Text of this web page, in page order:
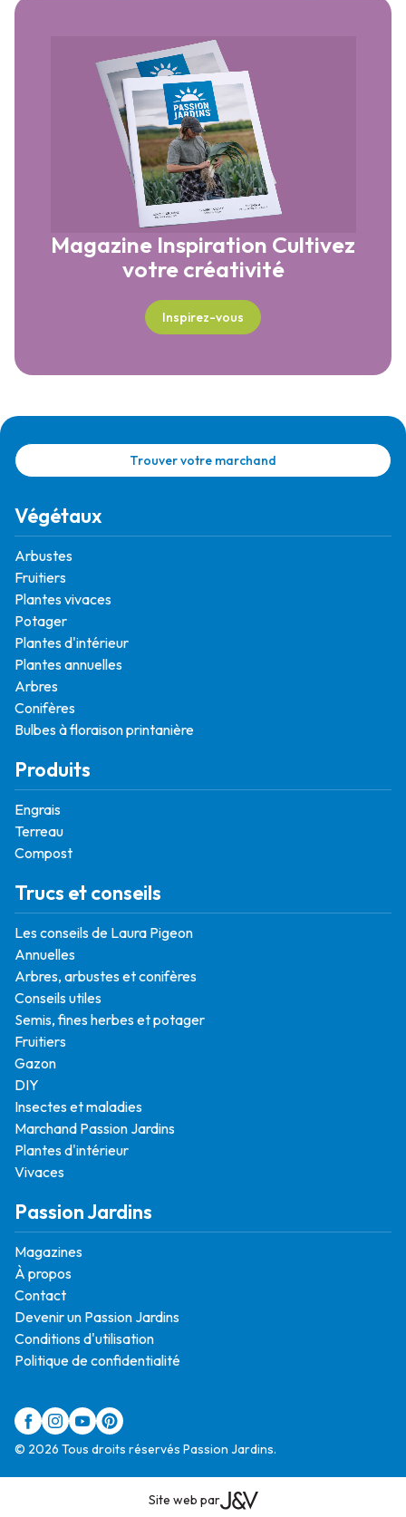
Magazine Inspiration Cultivez
votre créativité
Inspirez-vous
Trouver votre marchand
Végétaux
Arbustes
Fruitiers
Plantes vivaces
Potager
Plantes d'intérieur
Plantes annuelles
Arbres
Conifères
Bulbes à floraison printanière
Produits
Engrais
Terreau
Compost
Trucs et conseils
Les conseils de Laura Pigeon
Annuelles
Arbres, arbustes et conifères
Conseils utiles
Semis, fines herbes et potager
Fruitiers
Gazon
DIY
Insectes et maladies
Marchand Passion Jardins
Plantes d'intérieur
Vivaces
Passion Jardins
Magazines
À propos
Contact
Devenir un Passion Jardins
Conditions d'utilisation
Politique de confidentialité
© 2026 Tous droits réservés Passion Jardins.
Site web par